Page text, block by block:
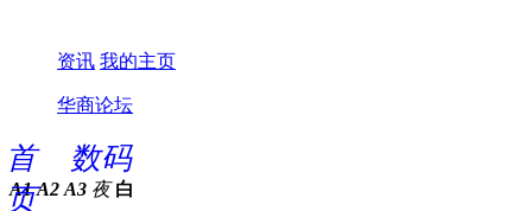
资讯 我的主页
华商论坛
首
页
数码
A1 A2 A3 夜 白